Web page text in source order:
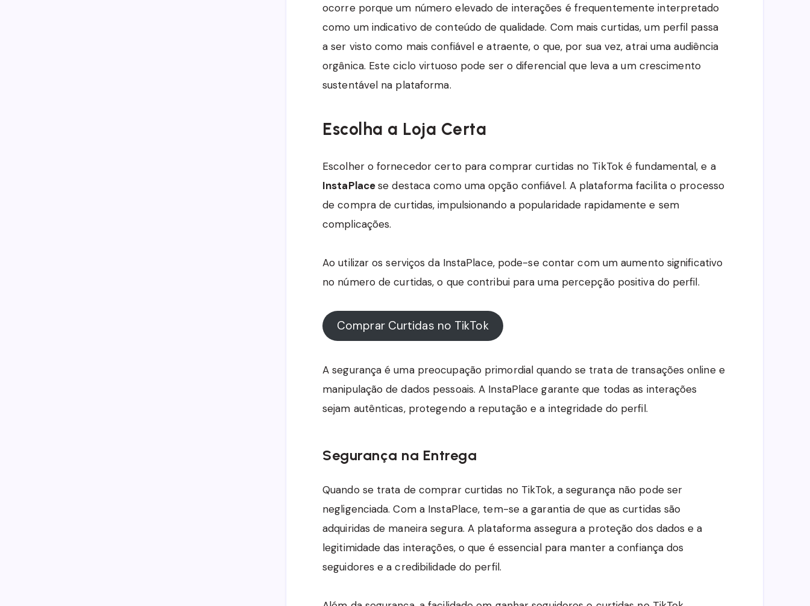
ocorre porque um número elevado de interações é frequentemente interpretado
como um indicativo de conteúdo de qualidade. Com mais curtidas, um perfil passa
a ser visto como mais confiável e atraente, o que, por sua vez, atrai uma audiência
orgânica. Este ciclo virtuoso pode ser o diferencial que leva a um crescimento
sustentável na plataforma.
Escolha a Loja Certa
Escolher o fornecedor certo para comprar curtidas no TikTok é fundamental, e a
InstaPlacese destaca como uma opção confiável. A plataforma facilita o processo
de compra de curtidas, impulsionando a popularidade rapidamente e sem
complicações.
Ao utilizar os serviços da InstaPlace, pode-se contar com um aumento significativo
no número de curtidas, o que contribui para uma percepção positiva do perfil.
Comprar Curtidas no TikTok
A segurança é uma preocupação primordial quando se trata de transações online e
manipulação de dados pessoais. A InstaPlace garante que todas as interações
sejam autênticas, protegendo a reputação e a integridade do perfil.
Segurança na Entrega
Quando se trata de comprar curtidas no TikTok, a segurança não pode ser
negligenciada. Com a InstaPlace, tem-se a garantia de que as curtidas são
adquiridas de maneira segura. A plataforma assegura a proteção dos dados e a
legitimidade das interações, o que é essencial para manter a confiança dos
seguidores e a credibilidade do perfil.